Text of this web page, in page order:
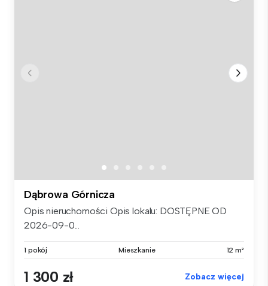
Dąbrowa Górnicza
Opis nieruchomości Opis lokalu: DOSTĘPNE OD
2026-09-0...
1 pokój Mieszkanie 12 m²
1 300 zł Zobacz więcej